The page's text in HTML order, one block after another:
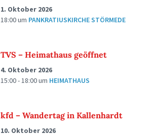
1. Oktober 2026
18:00um PANKRATIUSKIRCHE STÖRMEDE
TVS – Heimathaus geöffnet
4. Oktober 2026
15:00 - 18:00um HEIMATHAUS
kfd – Wandertag in Kallenhardt
10. Oktober 2026